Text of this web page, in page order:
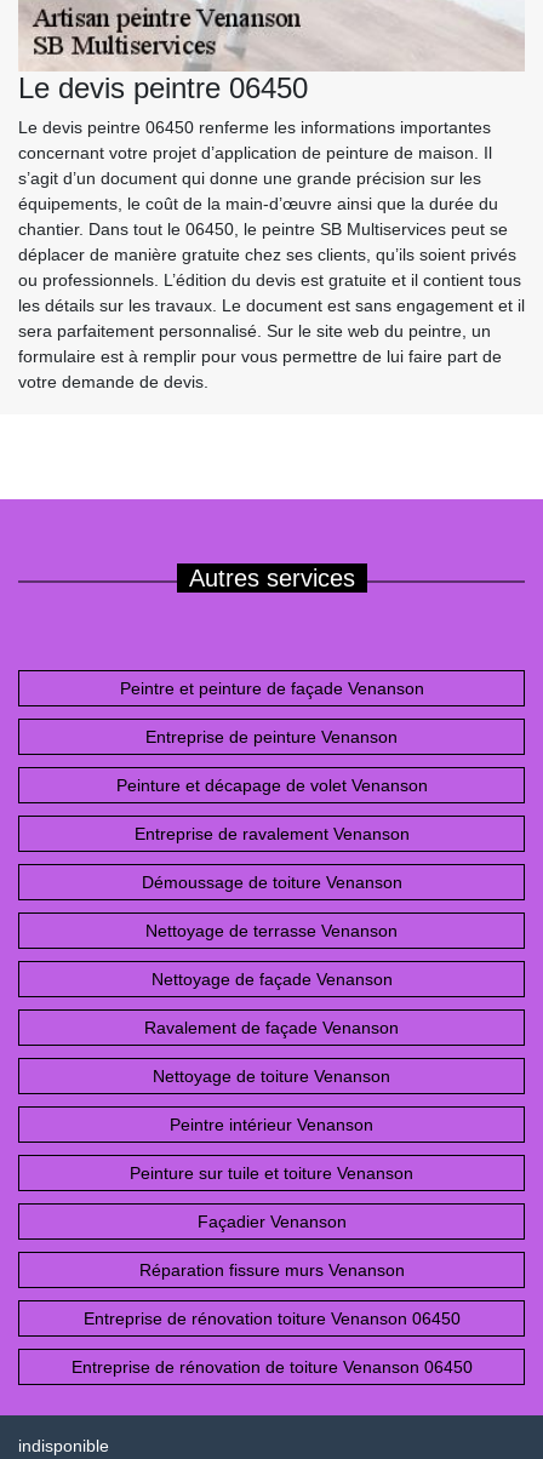
Le devis peintre 06450
Le devis peintre 06450 renferme les informations importantes
concernant votre projet d’application de peinture de maison. Il
s’agit d’un document qui donne une grande précision sur les
équipements, le coût de la main-d’œuvre ainsi que la durée du
chantier. Dans tout le 06450, le peintre SB Multiservices peut se
déplacer de manière gratuite chez ses clients, qu’ils soient privés
ou professionnels. L’édition du devis est gratuite et il contient tous
les détails sur les travaux. Le document est sans engagement et il
sera parfaitement personnalisé. Sur le site web du peintre, un
formulaire est à remplir pour vous permettre de lui faire part de
votre demande de devis.
Autres services
Peintre et peinture de façade Venanson
Entreprise de peinture Venanson
Peinture et décapage de volet Venanson
Entreprise de ravalement Venanson
Démoussage de toiture Venanson
Nettoyage de terrasse Venanson
Nettoyage de façade Venanson
Ravalement de façade Venanson
Nettoyage de toiture Venanson
Peintre intérieur Venanson
Peinture sur tuile et toiture Venanson
Façadier Venanson
Réparation fissure murs Venanson
Entreprise de rénovation toiture Venanson 06450
Entreprise de rénovation de toiture Venanson 06450
indisponible